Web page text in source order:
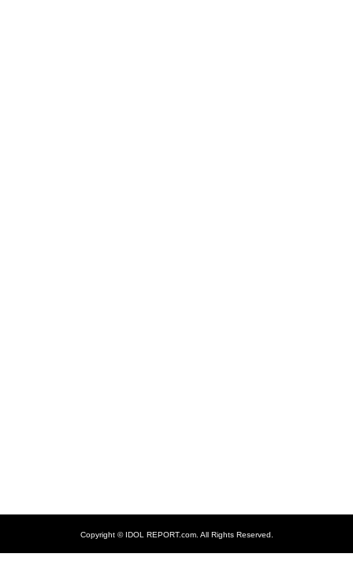
Copyright ©IDOL REPORT.com. All Rights Reserved.